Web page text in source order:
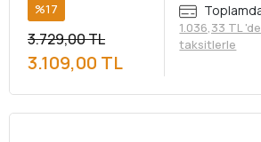
%17
3.729,00 TL
3.109,00 TL
1.036,33 TL
taksitlerle